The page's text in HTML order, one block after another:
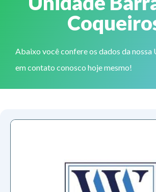
Abaixo você confere os dados da nossa
em contato conosco hoje mesmo!